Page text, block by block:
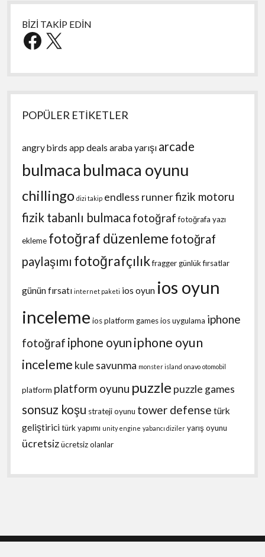
BİZİ TAKİP EDİN
Facebook
X
POPÜLER ETİKETLER
angry birds app deals araba yarışı arcade
bulmaca bulmaca oyunu
chillingo dizi takip endless runnerfizik motoru
fizik tabanlı bulmaca fotoğraf fotoğrafa yazı
ekleme fotoğraf düzenleme fotoğraf
paylaşımı fotoğrafçılıkfraggergünlük fırsatlar
günün fırsatı internet paketi ios oyun ios oyun
inceleme ios platform gamesios uygulama iphone
fotoğraf iphone oyun iphone oyun
inceleme kule savunma monster island onavo otomobil
platform platform oyunu puzzle puzzle games
sonsuz koşu strateji oyunu tower defense türk
geliştiricitürk yapımı unity engine yabancı diziler yarış oyunu
ücretsizücretsiz olanlar